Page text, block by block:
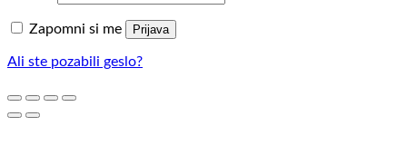
Zapomni si me Prijava
Ali ste pozabili geslo?